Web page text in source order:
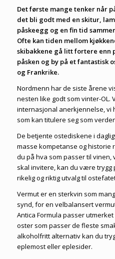
Det første mange tenker når
det bli godt med en skitur,
påskeegg og en fin tid
Ofte kan tiden mellom
skibakkene gå litt fortere enn
påsken og by på et fantastisk
og Frankrike.
Nordmenn har de siste årene
nesten like godt som vinter-OL.
internasjonal anerkjennelse, vi
som kan titulere seg som
De betjente ostediskene i
masse kompetanse og historie
du på hva som passer til
skal invitere, kan du være trygg
rikelig og riktig utvalg til
Vermut er en sterkvin som
synd, for en velbalansert
Antica Formula passer
oster som passer de fleste
alkoholfritt alternativ kan du
eplemost eller eplesider.